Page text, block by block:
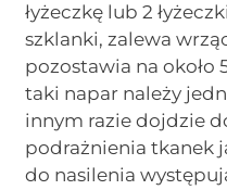
łyżeczkę lub 2
szklanki, zalewa
pozostawia na około
taki napar należy
innym razie dojdzie
podrażnienia tkanek
do nasilenia